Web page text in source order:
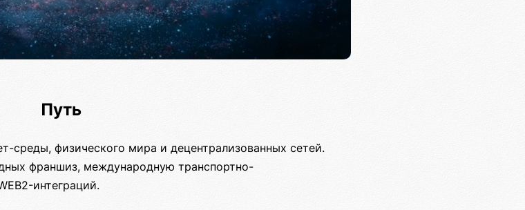
Путь
среды, физического мира и децентрализованных сетей.
франшиз, международную транспортно-
интеграций.